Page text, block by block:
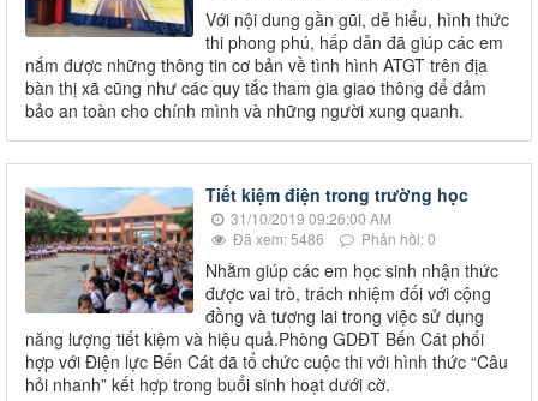
Với nội dung gần gũi, dễ hiểu, hình thức
thi phong phú, hấp dẫn đã giúp các em
nắm được những thông tin cơ bản về tình hình ATGT trên địa
bàn thị xã cũng như các quy tắc tham gia giao thông để đảm
bảo an toàn cho chính mình và những người xung quanh.
Tiết kiệm điện trong trường học
31/10/2019 09:26:00 AM
Đã xem: 5486
Phản hồi: 0
Nhằm giúp các em học sinh nhận thức
được vai trò, trách nhiệm đối với cộng
đồng và tương lai trong việc sử dụng
năng lượng tiết kiệm và hiệu quả.Phòng GDĐT Bến Cát phối
hợp với Điện lực Bến Cát đã tổ chức cuộc thi với hình thức “Câu
hỏi nhanh” kết hợp trong buổi sinh hoạt dưới cờ.